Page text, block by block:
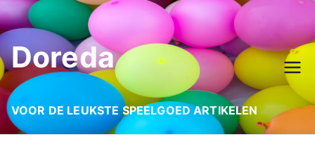
Ga
naar
de
inhoud
Doreda
VOOR DE LEUKSTE SPEELGOED ARTIKELEN